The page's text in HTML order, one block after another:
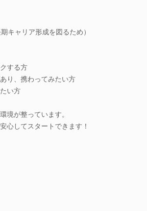
ャリア形成を図るため）
する方
り、携わってみたい方
い方
境が整っています。
心してスタートできます！